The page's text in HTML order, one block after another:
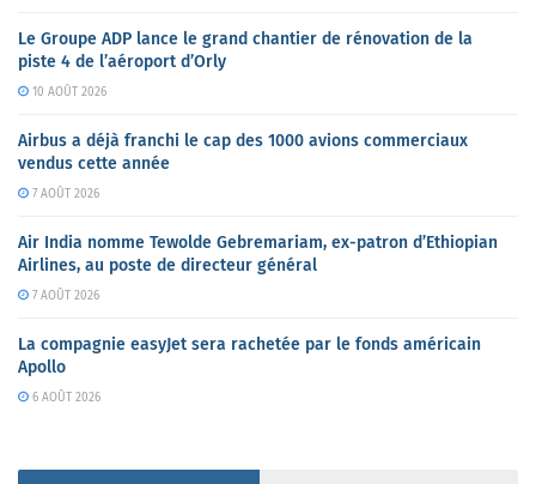
Le Groupe ADP lance le grand chantier de rénovation de la
piste 4 de l’aéroport d’Orly
10 AOÛT 2026
Airbus a déjà franchi le cap des 1000 avions commerciaux
vendus cette année
7 AOÛT 2026
Air India nomme Tewolde Gebremariam, ex-patron d’Ethiopian
Airlines, au poste de directeur général
7 AOÛT 2026
La compagnie easyJet sera rachetée par le fonds américain
Apollo
6 AOÛT 2026